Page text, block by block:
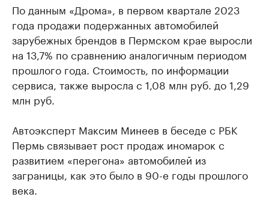
По данным «Дрома», в первом квартале 2023
года продажи подержанных автомобилей
зарубежных брендов в Пермском крае выросли
на 13,7% по сравнению аналогичным периодом
прошлого года. Стоимость, по информации
сервиса, также выросла с 1,08 млн руб. до 1,29
млн руб.
Автоэксперт Максим Минеев в беседе с РБК
Пермь связывает рост продаж иномарок с
развитием «перегона» автомобилей из
заграницы, как это было в 90-е годы прошлого
века.